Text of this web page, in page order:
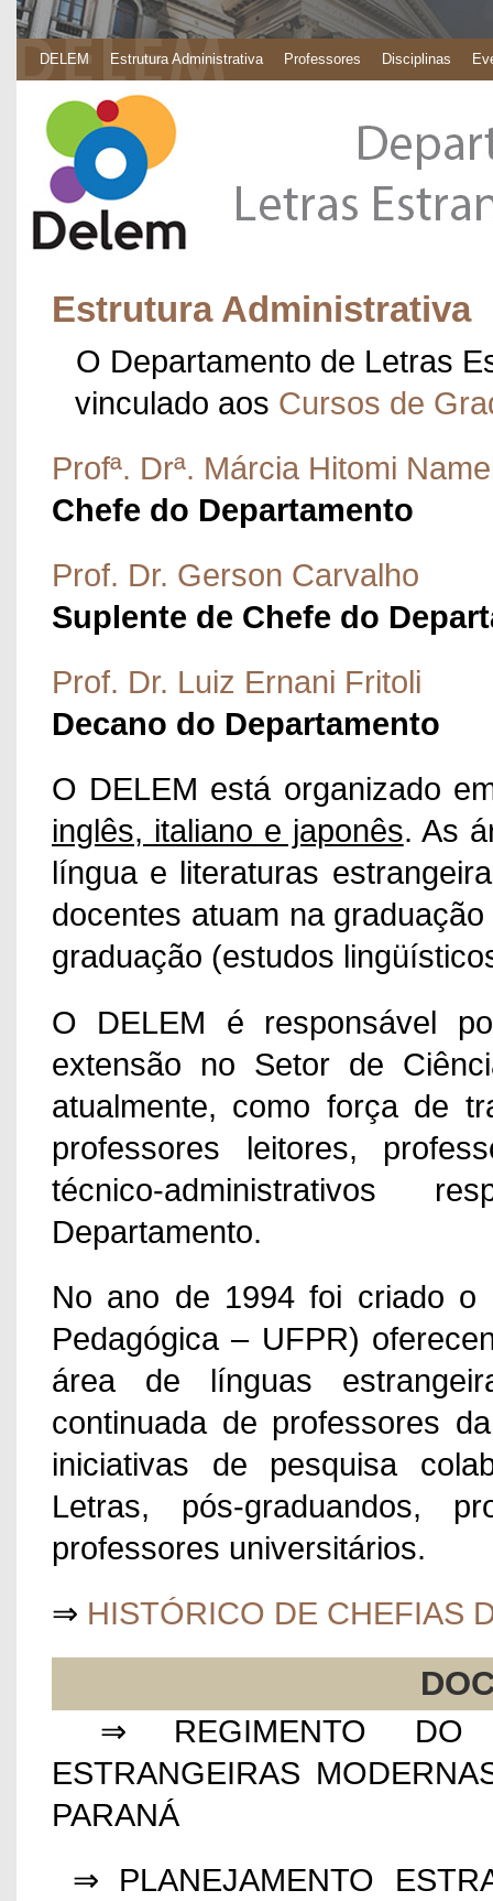
DELEM Estrutura Administrativa Professores Disciplinas
Estrutura Administrativa
O Departamento de Letras
vinculado aos Cursos de
Profª. Drª. Márcia Hitomi
Chefe do Departamento
Prof. Dr. Gerson Carvalho
Suplente de Chefe do
Prof. Dr. Luiz Ernani Fritoli
Decano do Departamento
O DELEM está organizado
inglês, italiano e japonês. As
língua e literaturas
docentes atuam na
graduação (estudos
O DELEM é responsável
extensão no Setor de
atualmente, como força de
professores leitores,
técnico-administrativos
Departamento.
No ano de 1994 foi criado o
Pedagógica – UFPR)
área de línguas
continuada de professores
iniciativas de pesquisa
Letras, pós-graduandos,
professores universitários.
⇒ HISTÓRICO DE CHEFIAS
⇒ REGIMENTO DO
ESTRANGEIRAS
PARANÁ
⇒ PLANEJAMENTO